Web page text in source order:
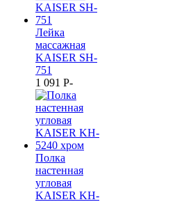
Лейка
массажная
KAISER SH-
751
1 091 P-
Полка
настенная
угловая
KAISER KH-